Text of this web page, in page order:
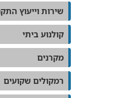
שירות וייעוץ
קולנוע ביתי
מקרנים
רמקולים שקועים